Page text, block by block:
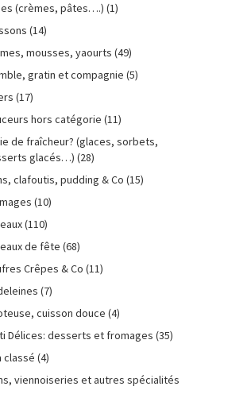
(crèmes, pâtes….) (1)
(14)
mousses, yaourts (49)
gratin et compagnie (5)
(17)
hors catégorie (11)
de fraîcheur? (glaces, sorbets,
glacés…) (28)
clafoutis, pudding & Co (15)
(10)
(110)
de fête (68)
Crêpes & Co (11)
(7)
cuisson douce (4)
Délices: desserts et fromages (35)
classé (4)
viennoiseries et autres spécialités